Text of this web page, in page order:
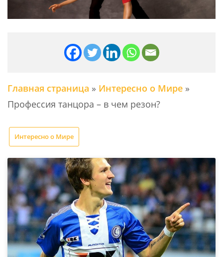
Главная страница » Интересно о Мире »
Профессия танцора – в чем резон?
Интересно о Мире